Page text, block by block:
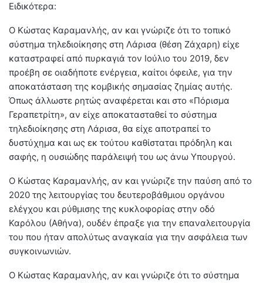
Ειδικότερα:
Ο Κώστας Καραμανλής, αν και γνώριζε ότι το τοπικό
σύστημα τηλεδιοίκησης στη Λάρισα (θέση Ζάχαρη) είχε
καταστραφεί από πυρκαγιά τον Ιούλιο του 2019, δεν
προέβη σε οιαδήποτε ενέργεια, καίτοι όφειλε, για την
αποκατάσταση της κομβικής σημασίας ζημίας αυτής.
Όπως άλλωστε ρητώς αναφέρεται και στο «Πόρισμα
Γεραπετρίτη», αν είχε αποκατασταθεί το σύστημα
τηλεδιοίκησης στη Λάρισα, θα είχε αποτραπεί το
δυστύχημα και ως εκ τούτου καθίσταται πρόδηλη και
σαφής, η ουσιώδης παράλειψή του ως άνω Υπουργού.
Ο Κώστας Καραμανλής, αν και γνώριζε την παύση από το
2020 της λειτουργίας του δευτεροβάθμιου οργάνου
ελέγχου και ρύθμισης της κυκλοφορίας στην οδό
Καρόλου (Αθήνα), ουδέν έπραξε για την επαναλειτουργία
του που ήταν απολύτως αναγκαία για την ασφάλεια των
συγκοινωνιών.
Ο Κώστας Καραμανλής, αν και γνώριζε ότι το σύστημα